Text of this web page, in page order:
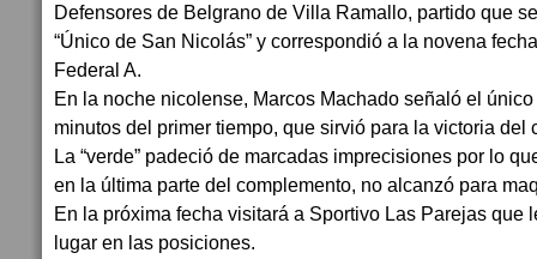
Defensores de Belgrano de Villa Ramallo, partido que
“Único de San Nicolás” y correspondió a la novena
Federal A.
En la noche nicolense, Marcos Machado señaló el
minutos del primer tiempo, que sirvió para la victoria del
La “verde” padeció de marcadas imprecisiones por lo
en la última parte del complemento, no alcanzó para
En la próxima fecha visitará a Sportivo Las Parejas que
lugar en las posiciones.